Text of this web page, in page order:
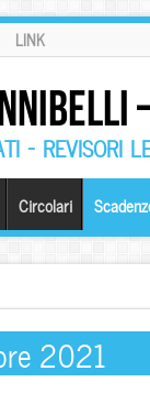
LINK
– REVISORI
Circolari
2021